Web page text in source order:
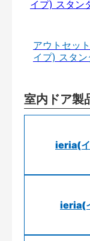
アウトセッ
イプ) スタン
室内ドア製
ieria(イ
ieria(